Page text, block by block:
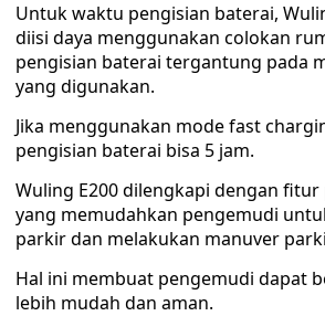
Untuk waktu pengisian baterai,
diisi daya menggunakan colokan
pengisian baterai tergantung pada
yang digunakan.
Jika menggunakan mode fast
pengisian baterai bisa 5 jam.
Wuling E200 dilengkapi dengan
yang memudahkan pengemudi
parkir dan melakukan manuver
Hal ini membuat pengemudi dapat
lebih mudah dan aman.